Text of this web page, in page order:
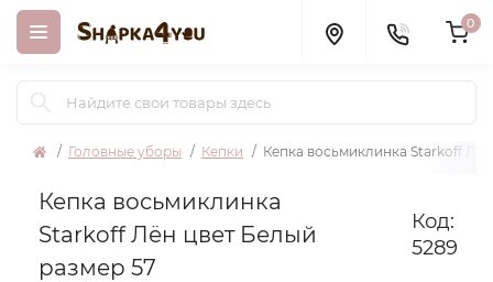
0
Головные уборы Кепки Кепка восьмиклинка Starkoff
Кепка восьмиклинка
Starkoff Лён цвет Белый
размер 57
Код:
5289